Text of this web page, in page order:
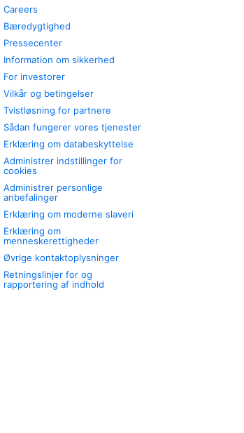
Careers
Bæredygtighed
Pressecenter
Information om sikkerhed
For investorer
Vilkår og betingelser
Tvistløsning for partnere
Sådan fungerer vores tjenester
Erklæring om databeskyttelse
Administrer indstillinger for
cookies
Administrer personlige
anbefalinger
Erklæring om moderne slaveri
Erklæring om
menneskerettigheder
Øvrige kontaktoplysninger
Retningslinjer for og
rapportering af indhold